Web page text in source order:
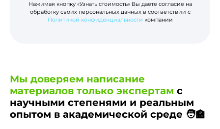
Нажимая кнопку «Узнать стоимость» Вы даете согласие на
обработку своих персональных данных в соответствии с
Политикой конфиденциальности компании
Мы доверяем написание
материалов только экспертам с
научными степенями и реальным
опытом в академической среде 🧑‍🏫